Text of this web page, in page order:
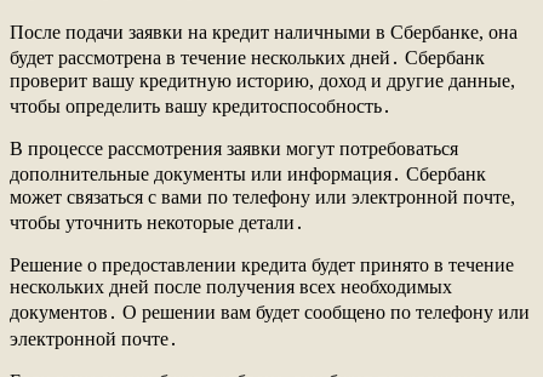
После подачи заявки на кредит наличными в Сбербанке, она
будет рассмотрена в течение нескольких дней․ Сбербанк
проверит вашу кредитную историю, доход и другие данные,
чтобы определить вашу кредитоспособность․
В процессе рассмотрения заявки могут потребоваться
дополнительные документы или информация․ Сбербанк
может связаться с вами по телефону или электронной почте,
чтобы уточнить некоторые детали․
Решение о предоставлении кредита будет принято в течение
нескольких дней после получения всех необходимых
документов․ О решении вам будет сообщено по телефону или
электронной почте․